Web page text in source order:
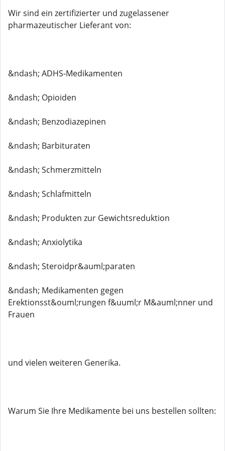
Wir sind ein zertifizierter und zugelassener
pharmazeutischer Lieferant von:
&ndash; ADHS-Medikamenten
&ndash; Opioiden
&ndash; Benzodiazepinen
&ndash; Barbituraten
&ndash; Schmerzmitteln
&ndash; Schlafmitteln
&ndash; Produkten zur Gewichtsreduktion
&ndash; Anxiolytika
&ndash; Steroidpr&auml;paraten
&ndash; Medikamenten gegen
Erektionsst&ouml;rungen f&uuml;r M&auml;nner und
Frauen
und vielen weiteren Generika.
Warum Sie Ihre Medikamente bei uns bestellen sollten: